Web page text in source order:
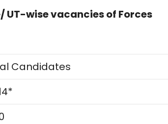
wise vacancies of Forces
Candidates